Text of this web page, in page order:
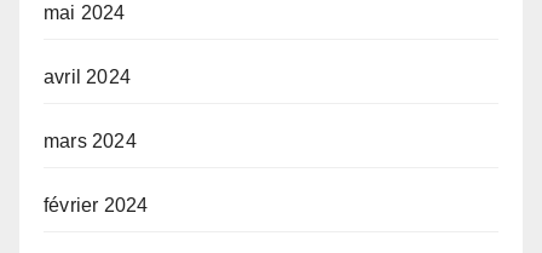
mai 2024
avril 2024
mars 2024
février 2024